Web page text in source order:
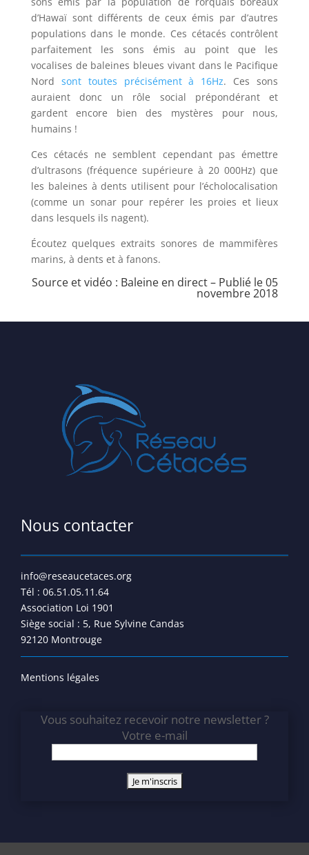
d’Hawaï sont différents de ceux émis par d’autres
populations dans le monde. Ces cétacés contrôlent
parfaitement les sons émis au point que les
vocalises de baleines bleues vivant dans le Pacifique
Nord sont toutes précisément à 16Hz. Ces sons
auraient donc un rôle social prépondérant et
gardent encore bien des mystères pour nous,
humains !
Ces cétacés ne semblent cependant pas émettre
d’ultrasons (fréquence supérieure à 20 000Hz) que
les baleines à dents utilisent pour l’écholocalisation
(comme un sonar pour repérer les proies et lieux
dans lesquels ils nagent).
Écoutez quelques extraits sonores de mammifères
marins, à dents et à fanons.
Source et vidéo : Baleine en direct– Publié le 05
novembre 2018
Nous contacter
info@reseaucetaces.org
Tél : 06.51.05.11.64
Association Loi 1901
Siège social : 5, Rue Sylvine Candas
92120 Montrouge
Mentions légales
Vous souhaitez recevoir notre newsletter ?
Votre e-mail